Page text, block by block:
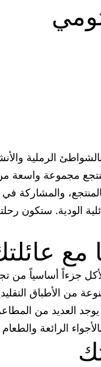
الرملية
مجموعة
والمشاركة
الودية. ستكون
جزءاً أساسياً من
الأطباق
العديد من
الرائعة